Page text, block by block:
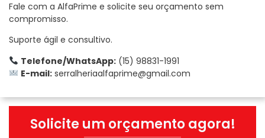
Fale com a AlfaPrime e solicite seu orçamento sem
compromisso.
Suporte ágil e consultivo.
Telefone/WhatsApp: (15) 98831-1991
E-mail: serralheriaalfaprime@gmail.com
Solicite um orçamento agora!